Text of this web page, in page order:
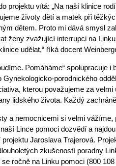
projektu vítá: „Na naší klinice
životy dětí a matek při
dětem. Proto mi dává smysl
ženy zvažující interrupci na
udělat,“ říká docent
Pomáháme“ spolupracuje
Gynekologicko-porodnického
kterou považujeme za
lidského života. Každý
a nemocnicemi si velmi
Lince pomoci dozvědí a
Jaroslava Trajerová.
zkušeností poradny
ročně na Linku pomoci (800 108